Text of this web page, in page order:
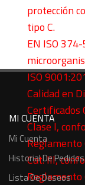
protección
tipo C.
EN ISO
ISO
Calidad en
Certificados
Clase l,
Reglamento
Cat. lll,
Reglamento
MI CUENTA
Mi Cuenta
Historial De Pedidos
Lista De Deseos